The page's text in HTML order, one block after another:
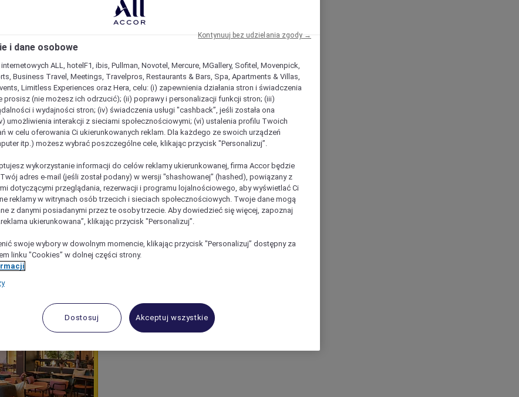
i dane osobowe
ALL, hotelF1, ibis, Pullman, Novotel, Mercure, MGallery, Sofitel, Movenpick,
Business Travel, Meetings, Travelpros, Restaurants & Bars, Spa, Apartments & Villas,
Limitless Experiences oraz Hera, celu: (i) zapewnienia działania stron i świadczenia
prosisz (nie możesz ich odrzucić); (ii) poprawy i personalizacji funkcji stron; (iii)
i wydajności stron; (iv) świadczenia usługi "cashback”, jeśli została ona
umożliwienia interakcji z sieciami społecznościowymi; (vi) ustalenia profilu Twoich
w celu oferowania Ci ukierunkowanych reklam. Dla każdego ze swoich urządzeń
itp.) możesz wybrać poszczególne cele, klikając przycisk "Personalizuj”.
wykorzystanie informacji do celów reklamy ukierunkowanej, firma Accor będzie
adres e-mail (jeśli został podany) w wersji "shashowanej” (hashed), powiązany z
dotyczącymi przeglądania, rezerwacji i programu lojalnościowego, aby wyświetlać Ci
reklamy w witrynach osób trzecich i sieciach społecznościowych. Twoje dane mogą
z danymi posiadanymi przez te osoby trzecie. Aby dowiedzieć się więcej, zapoznaj
ukierunkowana”, klikając przycisk "Personalizuj”.
swoje wybory w dowolnym momencie, klikając przycisk "Personalizuj” dostępny za
linku "Cookies” w dolnej części strony.
Dostosuj Akceptuj wszystkie
Kontynuuj bez udzielania zgody →